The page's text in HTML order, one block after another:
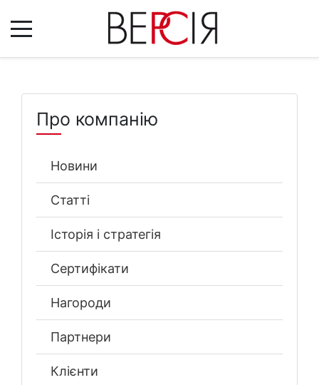
Про компанію
Новини
Статті
Історія і стратегія
Сертифікати
Нагороди
Партнери
Клієнти